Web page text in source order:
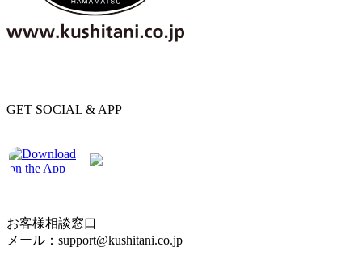
GET SOCIAL & APP
お客様相談窓口
メール：support@kushitani.co.jp